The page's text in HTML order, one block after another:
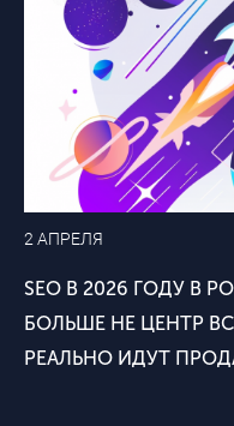
2 АПРЕЛЯ
SEO В 2026 ГОДУ В
БОЛЬШЕ НЕ ЦЕНТР
РЕАЛЬНО ИДУТ